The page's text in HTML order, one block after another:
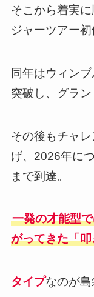
そこから着実
ジャーツアー初
同年はウィン
突破し、グラン
その後もチャ
げ、2026年に
まで到達。
一発の才能型
がってきた「
タイプなのが島